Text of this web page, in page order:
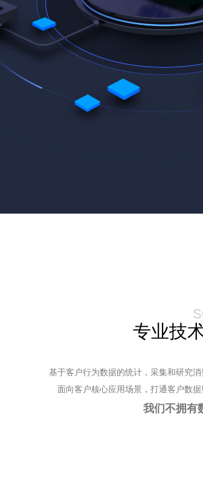
专业技
基于客户行为数据的统计，采集和研究
面向客户核心应用场景，打通客户数
我们不拥有